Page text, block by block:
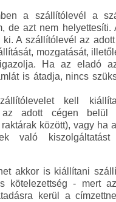
a szállítólevél a
de azt nem helyettesíti.
A szállítólevél az adott
mozgatását,
Ha az eladó
is átadja, nincs
kell
az adott cégen belül
között), vagy ha
való kiszolgáltatást
akkor is kiállítani
kötelezettség - mert
kerül a